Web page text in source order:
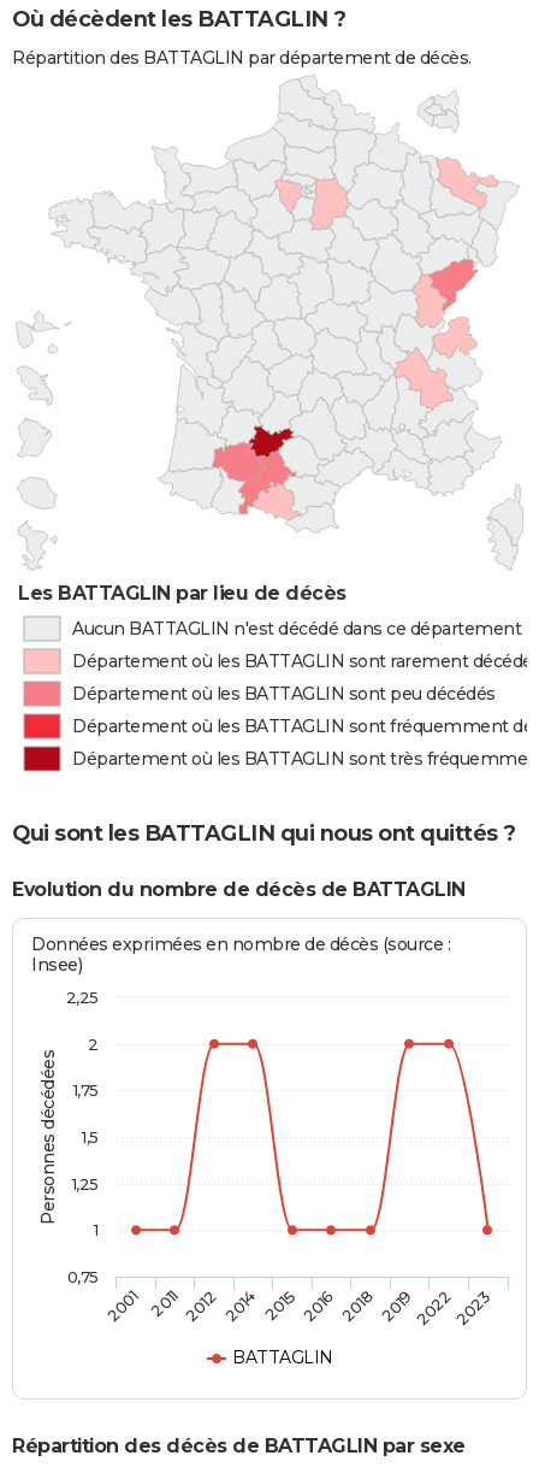
Où décèdent les BATTAGLIN ?
Répartition des BATTAGLIN par département de décès.
Les BATTAGLIN par lieu de décès
Aucun BATTAGLIN n'est décédé dans ce département
Département où les BATTAGLIN sont rarement
Département où les BATTAGLIN sont peu décédés
Département où les BATTAGLIN sont fréquemment
Département où les BATTAGLIN sont très
Qui sont les BATTAGLIN qui nous ont quittés ?
Evolution du nombre de décès de BATTAGLIN
Personnes décédées
Données exprimées en nombre de décès (source :
Insee)
BATTAGLIN
2001 20112012 2014 2015 2016 2018 201920222023
0,75
1
1,25
1,5
1,75
2
2,25
Répartition des décès de BATTAGLIN par sexe